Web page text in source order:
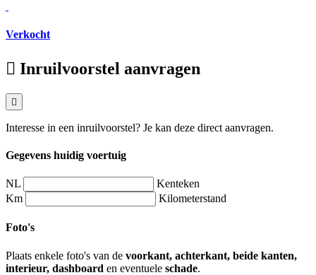
Verkocht
Inruilvoorstel aanvragen
Interesse in een inruilvoorstel? Je kan deze direct aanvragen.
Gegevens huidig voertuig
NL
Kenteken
Km
Kilometerstand
Foto's
Plaats enkele foto's van de voorkant, achterkant, beide kanten,
interieur, dashboard en eventuele schade.